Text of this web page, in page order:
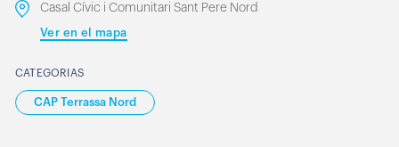
Casal Cívic i Comunitari Sant Pere Nord
Ver en el mapa
CATEGORIAS
CAP Terrassa Nord